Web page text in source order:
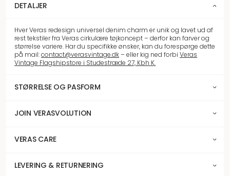
DETALJER
Hver Veras redesign universel denim charm er unik og lavet ud af
rest tekstiler fra Veras cirkulære tøjkoncept – derfor kan farver og
størrelse variere. Har du specifikke ønsker, kan du forespørge dette
på mail:contact@verasvintage.dk– eller kig ned forbi Veras
Vintage Flagshipstore i Studestræde 27, Kbh K.
STØRRELSE OG PASFORM
JOIN VERASVOLUTION
VERAS CARE
LEVERING & RETURNERING